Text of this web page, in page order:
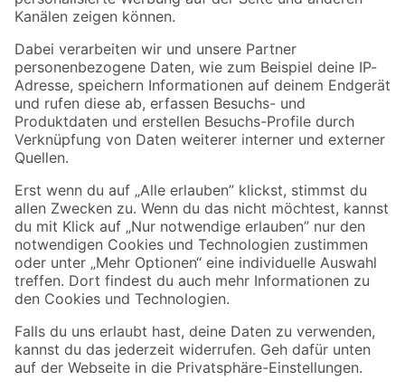
Folge uns
Zahlungsarten Versandarten
Sicher einkaufen
Jetzt die toom-App herunterladen
Alle Preisangaben in EUR inkl. gesetzl. MwSt.. Die dargestellten Angebote sind unter
Umständen nicht in allen Märkten verfügbar. Die angegebenen Verfügbarkeiten beziehen